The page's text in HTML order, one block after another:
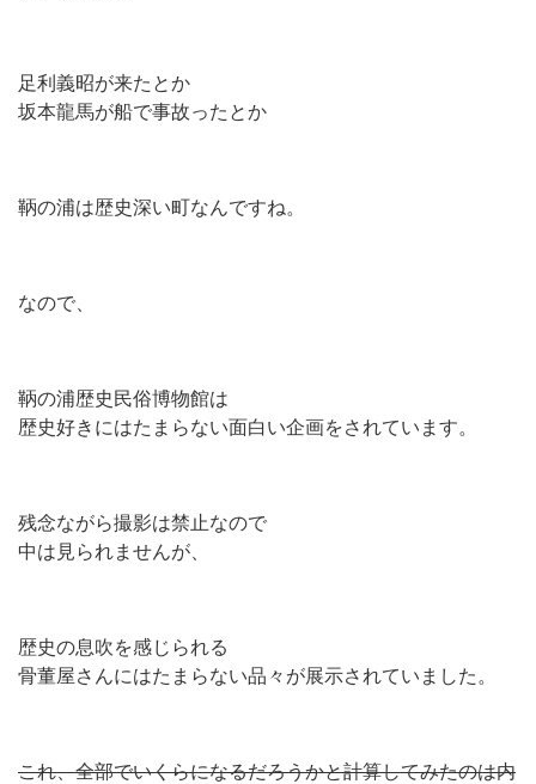
足利義昭が来たとか
坂本龍馬が船で事故ったとか
鞆の浦は歴史深い町なんですね。
なので、
鞆の浦歴史民俗博物館は
歴史好きにはたまらない面白い企画をされています。
残念ながら撮影は禁止なので
中は見られませんが、
歴史の息吹を感じられる
骨董屋さんにはたまらない品々が展示されていました。
これ、全部でいくらになるだろうかと計算してみたのは内